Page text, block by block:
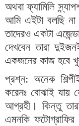
অথবা ফ্যামিলি
আমি এইটা বলছি না
তাদেরও একটা
দেখবেন তারা
একজনের কাজ হবে
প্রশ্ন:অনেক
করেনঃ বোঝাই যায়
আগ্রহী। কিন্তু
এমনকি